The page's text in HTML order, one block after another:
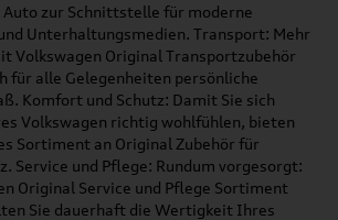
zur Schnittstelle für moderne
Unterhaltungsmedien. Transport: Mehr
Volkswagen Original Transportzubehör
für alle Gelegenheiten persönliche
Komfort und Schutz: Damit Sie sich
Volkswagen richtig wohlfühlen, bieten
Sortiment an Original Zubehör für
Service und Pflege: Rundum vorgesorgt:
Original Service und Pflege Sortiment
Sie dauerhaft die Wertigkeit Ihres